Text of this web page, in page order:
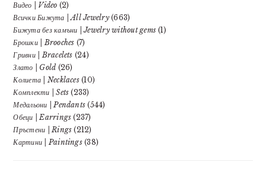
Видео | Video (2)
Всички Бижута | All Jewelry(663)
Бижута без камъни | Jewelry without gems (1)
Брошки | Brooches (7)
Гривни | Bracelets (24)
Злато | Gold (26)
Колиета | Necklaces(10)
Комплекти | Sets (233)
Медальони | Pendants (544)
Обеци | Earrings (237)
Пръстени | Rings (212)
Картини | Paintings(38)